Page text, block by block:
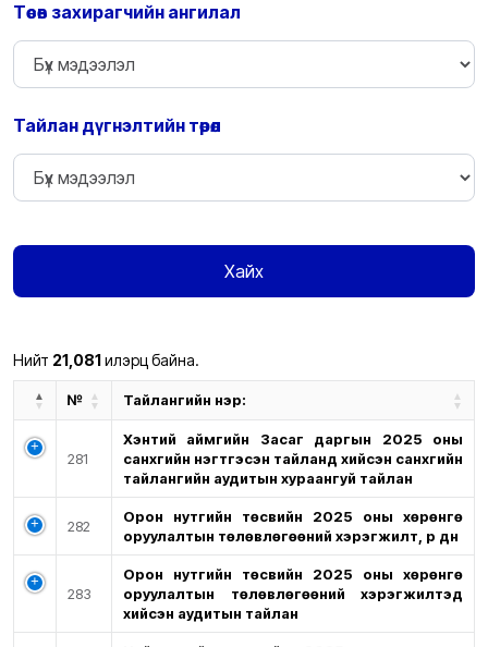
Төсөв захирагчийн ангилал
Тайлан дүгнэлтийн төрөл
Хайх
Нийт 21,081илэрц байна.
№ Тайлангийн нэр:
281
Хэнтий аймгийн Засаг даргын 2025 оны
санхүүгийн нэгтгэсэн тайланд хийсэн санхүүгийн
тайлангийн аудитын хураангуй тайлан
282
Орон нутгийн төсвийн 2025 оны хөрөнгө
оруулалтын төлөвлөгөөний хэрэгжилт, үр дүн
283
Орон нутгийн төсвийн 2025 оны хөрөнгө
оруулалтын төлөвлөгөөний хэрэгжилтэд
хийсэн аудитын тайлан